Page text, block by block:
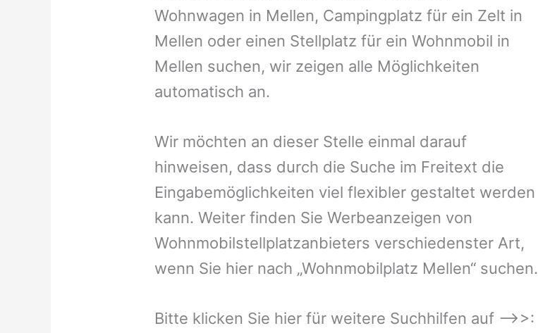
Wohnwagen in Mellen, Campingplatz für ein Zelt in
Mellen oder einen Stellplatz für ein Wohnmobil in
Mellen suchen, wir zeigen alle Möglichkeiten
automatisch an.
Wir möchten an dieser Stelle einmal darauf
hinweisen, dass durch die Suche im Freitext die
Eingabemöglichkeiten viel flexibler gestaltet werden
kann. Weiter finden Sie Werbeanzeigen von
Wohnmobilstellplatzanbieters verschiedenster Art,
wenn Sie hier nach „Wohnmobilplatz Mellen“ suchen.
Bitte klicken Sie hier für weitere Suchhilfen auf –>>: